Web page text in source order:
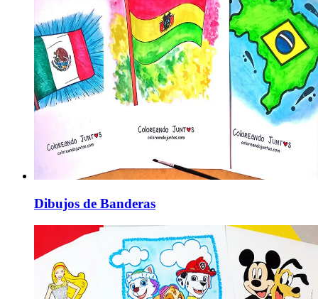
Dibujos de Banderas